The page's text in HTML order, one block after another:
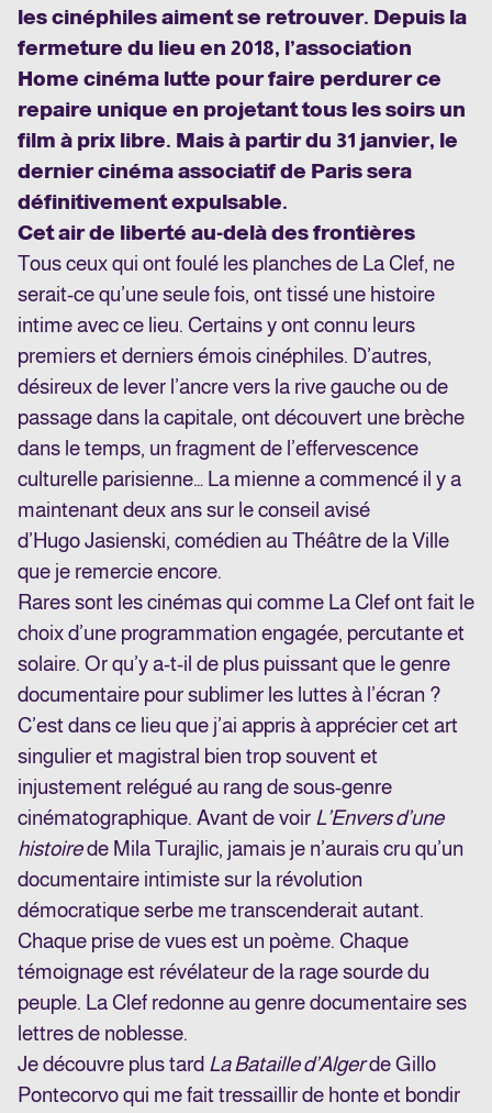
les cinéphiles aiment se retrouver. Depuis la
fermeture du lieu en 2018, l’association
Home cinéma lutte pour faire perdurer ce
repaire unique en projetant tous les soirs un
film à prix libre. Mais à partir du 31 janvier, le
dernier cinéma associatif de Paris sera
définitivement expulsable.
Cet air de liberté au-delà des frontières
Tous ceux qui ont foulé les planches de La Clef, ne
serait-ce qu’une seule fois, ont tissé une histoire
intime avec ce lieu. Certains y ont connu leurs
premiers et derniers émois cinéphiles. D’autres,
désireux de lever l’ancre vers la rive gauche ou de
passage dans la capitale, ont découvert une brèche
dans le temps, un fragment de l’effervescence
culturelle parisienne… La mienne a commencé il y a
maintenant deux ans sur le conseil avisé
d’Hugo Jasienski, comédien au Théâtre de la Ville
que je remercie encore.
Rares sont les cinémas qui comme La Clef ont fait le
choix d’une programmation engagée, percutante et
solaire. Or qu’y a-t-il de plus puissant que le genre
documentaire pour sublimer les luttes à l’écran ?
C’est dans ce lieu que j’ai appris à apprécier cet art
singulier et magistral bien trop souvent et
injustement relégué au rang de sous-genre
cinématographique. Avant de voir L’Envers d’une
histoirede Mila Turajlic, jamais je n’aurais cru qu’un
documentaire intimiste sur la révolution
démocratique serbe me transcenderait autant.
Chaque prise de vues est un poème. Chaque
témoignage est révélateur de la rage sourde du
peuple. La Clef redonne au genre documentaire ses
lettres de noblesse.
Je découvre plus tard La Bataille d’Algerde Gillo
Pontecorvo qui me fait tressaillir de honte et bondir